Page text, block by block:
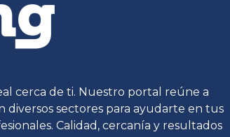
cerca de ti. Nuestro portal reúne a
diversos sectores para ayudarte en tus
Calidad, cercanía y resultados